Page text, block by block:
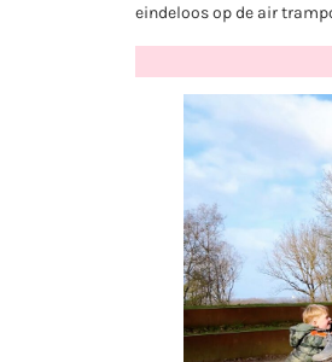
eindeloos op de air